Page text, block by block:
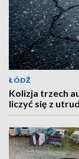
ŁÓDŹ
Kolizja trzech
liczyć się z